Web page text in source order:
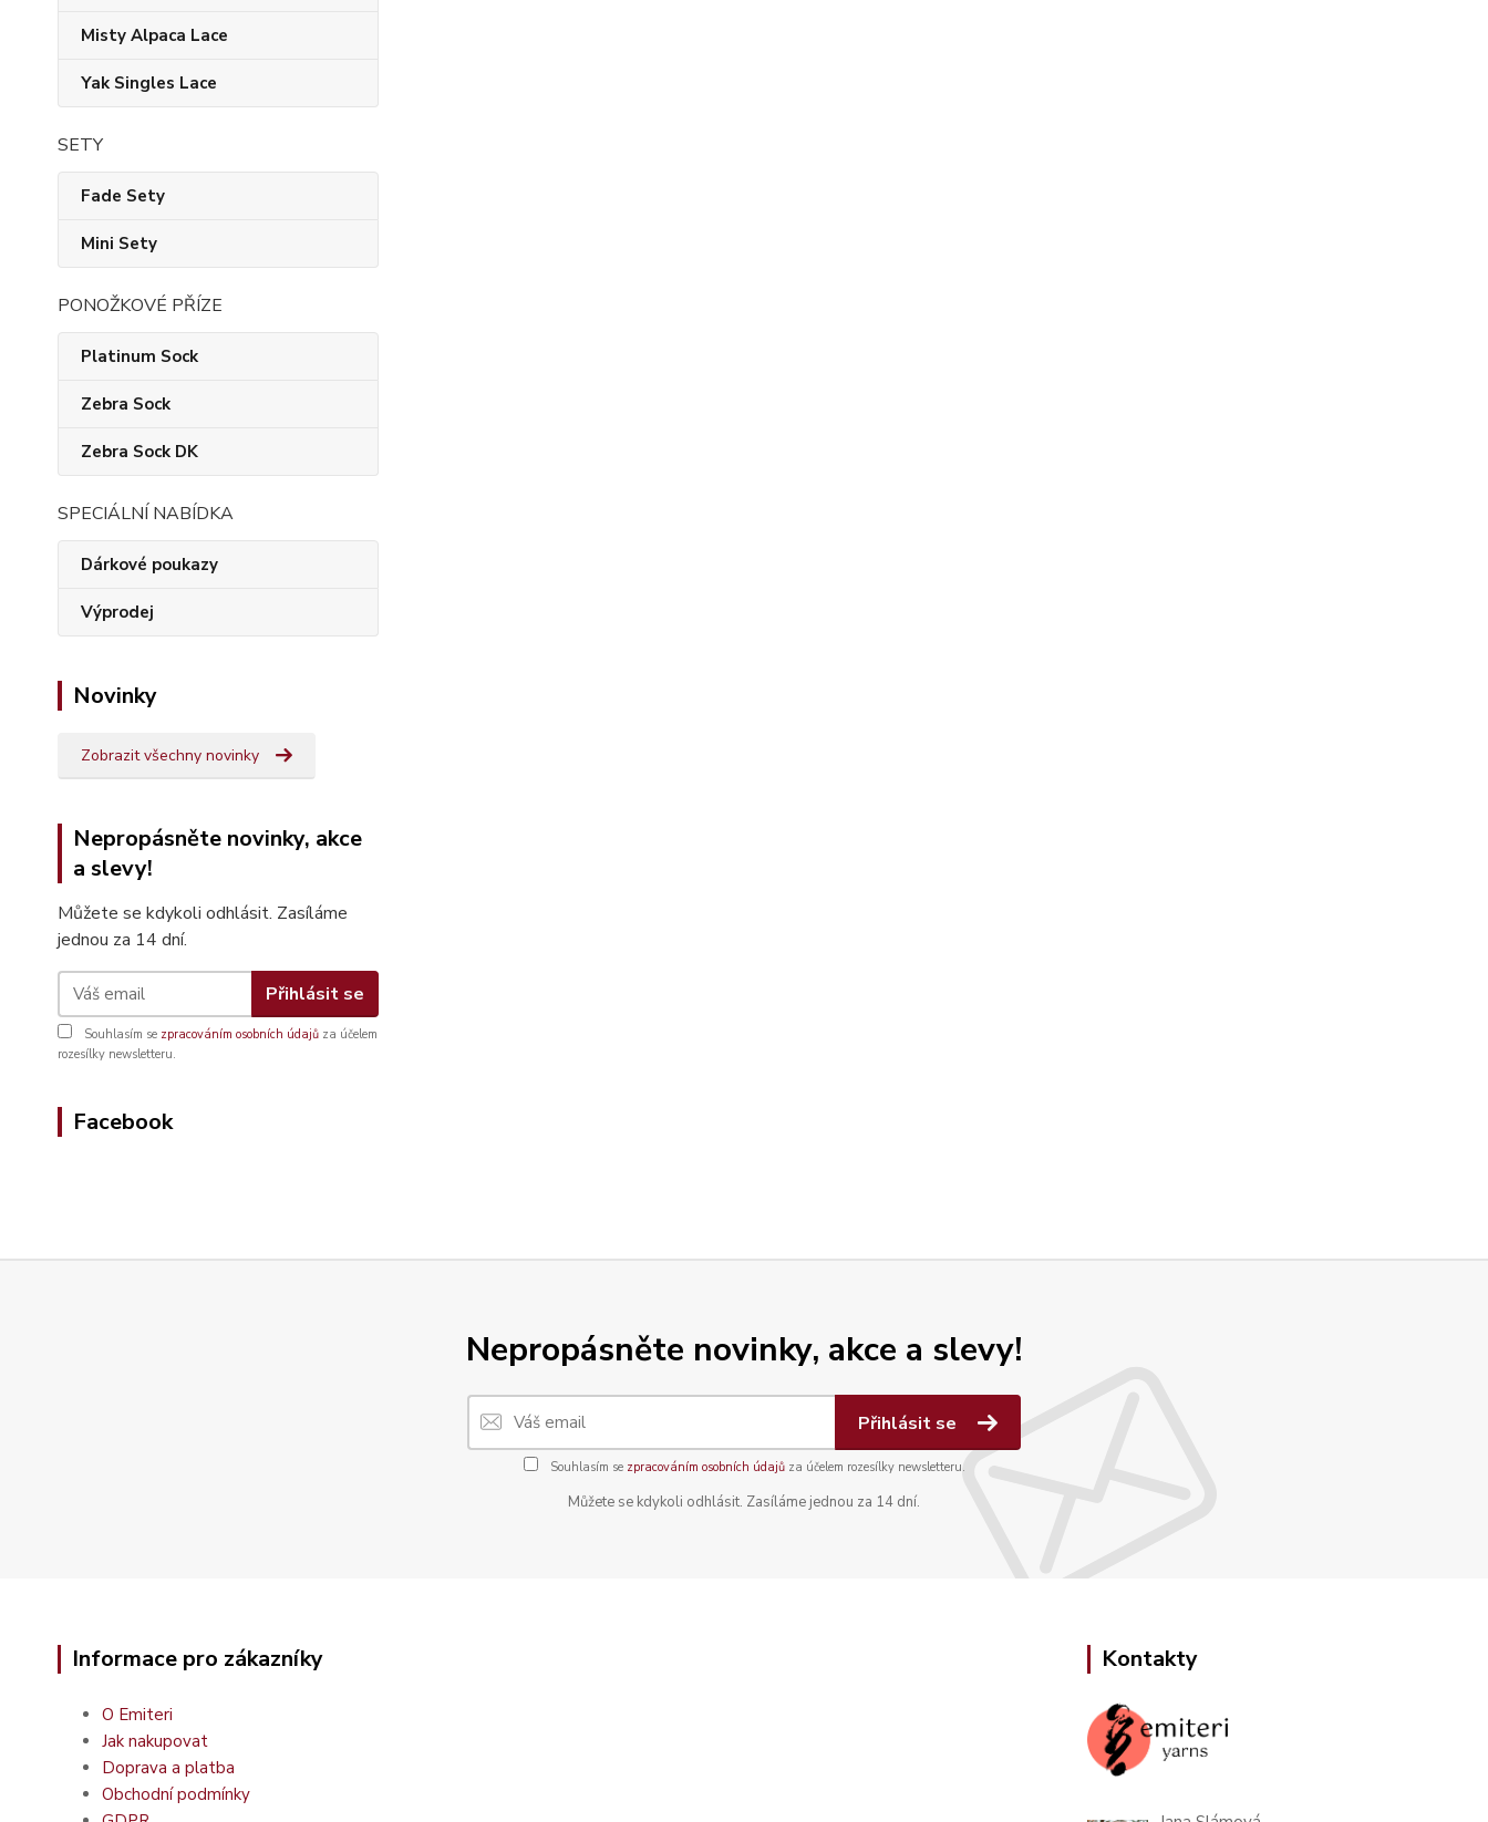
Misty Alpaca Lace
Yak Singles Lace
SETY
Fade Sety
Mini Sety
PONOŽKOVÉ PŘÍZE
Platinum Sock
Zebra Sock
Zebra Sock DK
SPECIÁLNÍ NABÍDKA
Dárkové poukazy
Výprodej
Novinky
Zobrazit všechny novinky
Nepropásněte novinky, akce
a slevy!
Můžete se kdykoli odhlásit. Zasíláme
jednou za 14 dní.
Přihlásit se
Souhlasím se zpracováním osobních údajů za účelem
rozesílky newsletteru.
Facebook
Nepropásněte novinky, akce a slevy!
Přihlásit se
Souhlasím se zpracováním osobních údajůza účelem rozesílky newsletteru.
Můžete se kdykoli odhlásit. Zasíláme jednou za 14 dní.
Informace pro zákazníky
O Emiteri
Jak nakupovat
Doprava a platba
Obchodní podmínky
Kontakty